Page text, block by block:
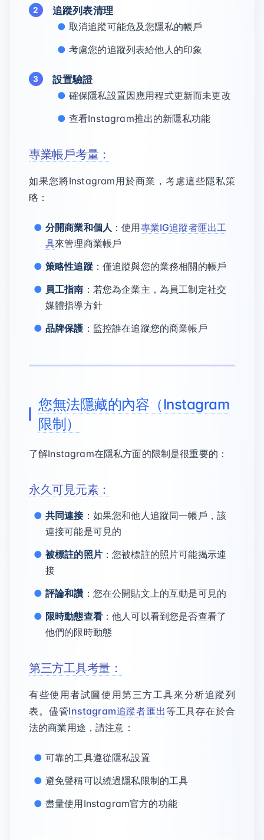
追蹤列表清理
取消追蹤可能危及您隱私的帳戶
考慮您的追蹤列表給他人的印象
設置驗證
確保隱私設置因應用程式更新而未更改
查看Instagram推出的新隱私功能
專業帳戶考量：
如果您將Instagram用於商業，考慮這些隱私策
略：
分開商業和個人 ：使用專業IG追蹤者匯出工
具來管理商業帳戶
策略性追蹤：僅追蹤與您的業務相關的帳戶
員工指南 ：若您為企業主，為員工制定社交
媒體指導方針
品牌保護 ：監控誰在追蹤您的商業帳戶
您無法隱藏的內容（Instagram
限制）
了解Instagram在隱私方面的限制是很重要的：
永久可見元素：
共同連接：如果您和他人追蹤同一帳戶，該
連接可能是可見的
被標註的照片：您被標註的照片可能揭示連
接
評論和讚：您在公開貼文上的互動是可見的
限時動態查看：他人可以看到您是否查看了
他們的限時動態
第三方工具考量：
有些使用者試圖使用第三方工具來分析追蹤列
表。儘管Instagram追蹤者匯出等工具存在於合
法的商業用途，請注意：
可靠的工具遵從隱私設置
避免聲稱可以繞過隱私限制的工具
盡量使用Instagram官方的功能